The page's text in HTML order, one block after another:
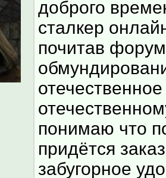
доброго
сталкер
почитав
понимаю что
придётся
забугорное